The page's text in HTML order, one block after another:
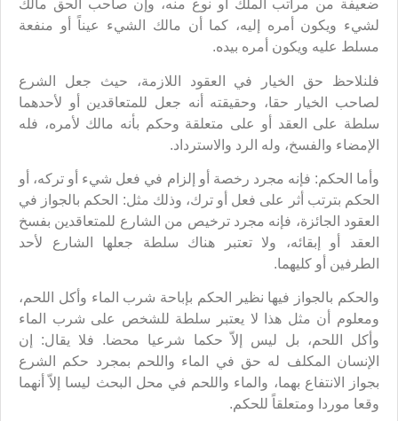
ضعيفة من مراتب الملك أو نوع منه، وإن صاحب الحق مالك
لشيء ويكون أمره إليه، كما أن مالك الشيء عيناً أو منفعة
مسلط عليه ويكون أمره بيده.
فلنلاحظ حق الخيار في العقود اللازمة، حيث جعل الشرع
لصاحب الخيار حقا، وحقيقته أنه جعل للمتعاقدين أو لأحدهما
سلطة على العقد أو على متعلقة وحكم بأنه مالك لأمره، فله
الإمضاء والفسخ، وله الرد والاسترداد.
وأما الحكم: فإنه مجرد رخصة أو إلزام في فعل شيء أو تركه، أو
الحكم بترتب أثر على فعل أو ترك، وذلك مثل: الحكم بالجواز في
العقود الجائزة، فإنه مجرد ترخيص من الشارع للمتعاقدين بفسخ
العقد أو إبقائه، ولا تعتبر هناك سلطة جعلها الشارع لأحد
الطرفين أو كليهما.
والحكم بالجواز فيها نظير الحكم بإباحة شرب الماء وأكل اللحم،
ومعلوم أن مثل هذا لا يعتبر سلطة للشخص على شرب الماء
وأكل اللحم، بل ليس إلاّ حكما شرعيا محضا. فلا يقال: إن
الإنسان المكلف له حق في الماء واللحم بمجرد حكم الشرع
بجواز الانتفاع بهما، والماء واللحم في محل البحث ليسا إلاّ أنهما
وقعا موردا ومتعلقاً للحكم.